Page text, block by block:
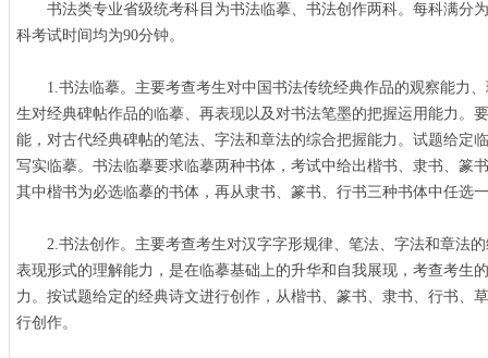
书法类专业省级统考科目为书法临摹、书法创作两科。每科满分为
科考试时间均为90分钟。
1.书法临摹。主要考查考生对中国书法传统经典作品的观察能力、
生对经典碑帖作品的临摹、再表现以及对书法笔墨的把握运用能力。
能，对古代经典碑帖的笔法、字法和章法的综合把握能力。试题给定
写实临摹。书法临摹要求临摹两种书体，考试中给出楷书、隶书、篆
其中楷书为必选临摹的书体，再从隶书、篆书、行书三种书体中任选
2.书法创作。主要考查考生对汉字字形规律、笔法、字法和章法的
表现形式的理解能力，是在临摹基础上的升华和自我展现，考查考生
力。按试题给定的经典诗文进行创作，从楷书、篆书、隶书、行书、
行创作。